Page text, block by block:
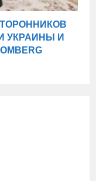
УКРАИНЫ И